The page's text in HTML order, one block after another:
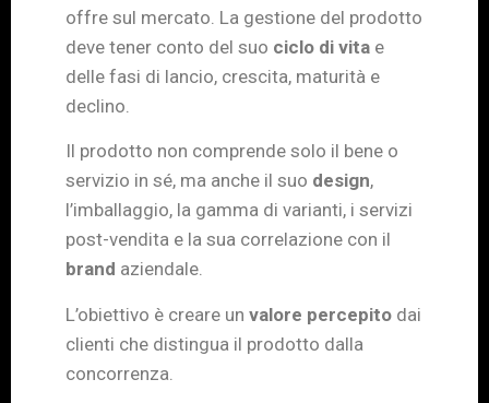
offre sul mercato. La gestione del prodotto
deve tener conto del suo ciclo di vita e
delle fasi di lancio, crescita, maturità e
declino.
Il prodotto non comprende solo il bene o
servizio in sé, ma anche il suo design,
l’imballaggio, la gamma di varianti, i servizi
post-vendita e la sua correlazione con il
brand aziendale.
L’obiettivo è creare un valore percepito dai
clienti che distingua il prodotto dalla
concorrenza.